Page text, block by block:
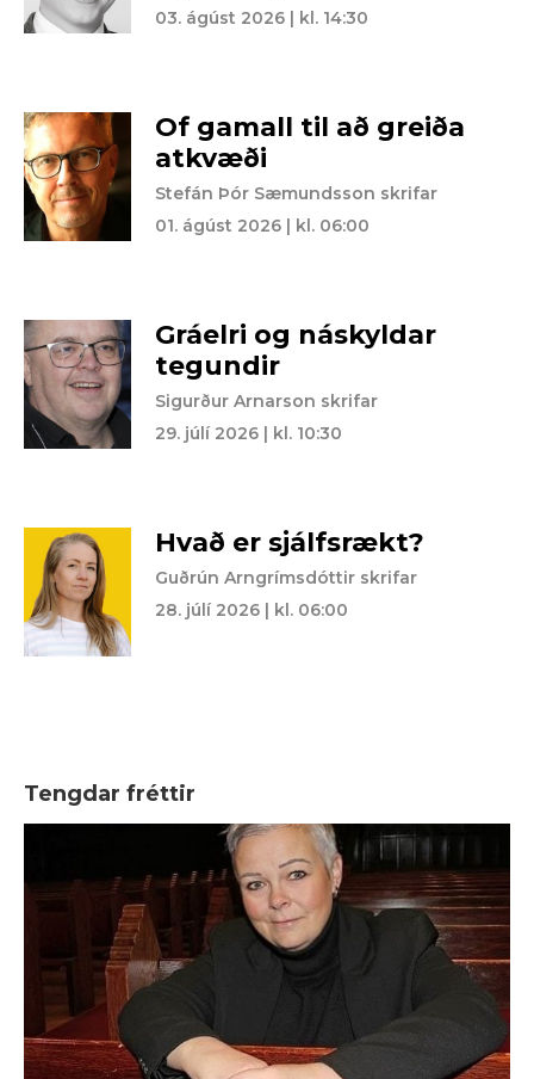
03. ágúst 2026 | kl. 14:30
Of gamall til að greiða
atkvæði
Stefán Þór Sæmundsson skrifar
01. ágúst 2026 | kl. 06:00
Gráelri og náskyldar
tegundir
Sigurður Arnarson skrifar
29. júlí 2026 | kl. 10:30
Hvað er sjálfsrækt?
Guðrún Arngrímsdóttir skrifar
28. júlí 2026 | kl. 06:00
Tengdar fréttir